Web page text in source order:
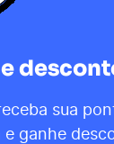
sua
ganhe